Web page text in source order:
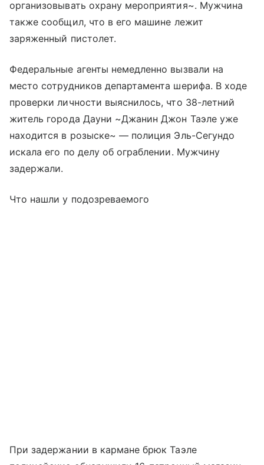
организовывать охрану мероприятия~. Мужчина
также сообщил, что в его машине лежит
заряженный пистолет.
Федеральные агенты немедленно вызвали на
место сотрудников департамента шерифа. В ходе
проверки личности выяснилось, что 38-летний
житель города Дауни ~Джанин Джон Таэле уже
находится в розыске~ — полиция Эль-Сегундо
искала его по делу об ограблении. Мужчину
задержали.
Что нашли у подозреваемого
При задержании в кармане брюк Таэле